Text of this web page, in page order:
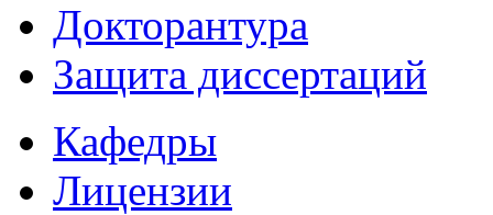
Докторантура
Защита диссертаций
Кафедры
Лицензии